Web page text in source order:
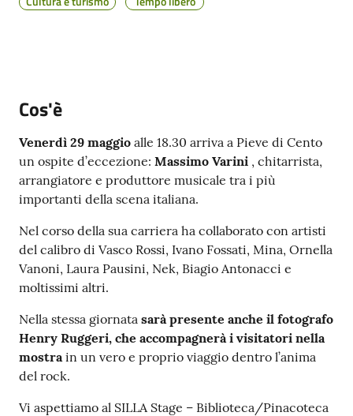
gli
su
Cos'è
Venerdì 29 maggio alle 18.30 arriva a Pieve di Cento
un ospite d’eccezione: Massimo Varini , chitarrista,
arrangiatore e produttore musicale tra i più
importanti della scena italiana.
Nel corso della sua carriera ha collaborato con artisti
del calibro di Vasco Rossi, Ivano Fossati, Mina, Ornella
Vanoni, Laura Pausini, Nek, Biagio Antonacci e
moltissimi altri.
Nella stessa giornata sarà presente anche il fotografo
Henry Ruggeri, che accompagnerà i visitatori nella
mostrain un vero e proprio viaggio dentro l’anima
del rock.
Vi aspettiamo al SILLA Stage – Biblioteca/Pinacoteca